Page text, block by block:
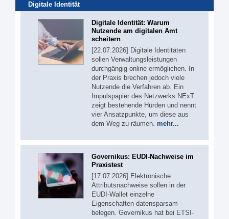
Digitale Identität
Digitale Identität: Warum
Nutzende am digitalen Amt
scheitern
[22.07.2026] Digitale Identitäten
sollen Verwaltungsleistungen
durchgängig online ermöglichen. In
der Praxis brechen jedoch viele
Nutzende die Verfahren ab. Ein
Impulspapier des Netzwerks NExT
zeigt bestehende Hürden und nennt
vier Ansatzpunkte, um diese aus
dem Weg zu räumen. mehr...
Governikus: EUDI-Nachweise im
Praxistest
[17.07.2026] Elektronische
Attributsnachweise sollen in der
EUDI-Wallet einzelne
Eigenschaften datensparsam
belegen. Governikus hat bei ETSI-